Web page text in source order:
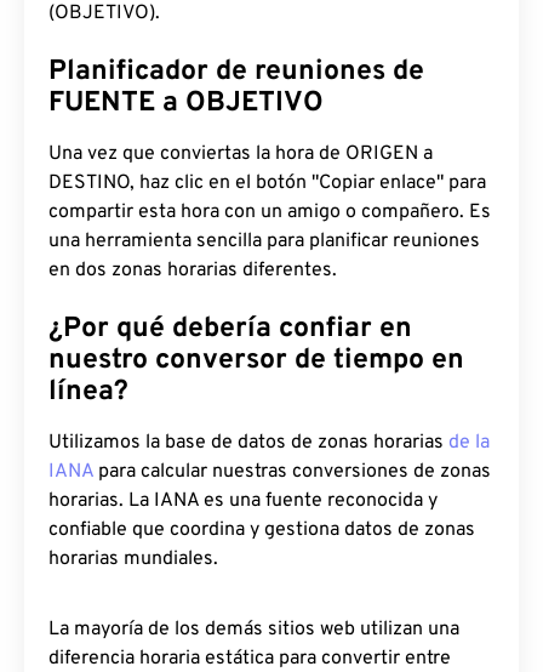
(OBJETIVO).
Planificador de reuniones de
FUENTE a OBJETIVO
Una vez que conviertas la hora de ORIGEN a
DESTINO, haz clic en el botón "Copiar enlace" para
compartir esta hora con un amigo o compañero. Es
una herramienta sencilla para planificar reuniones
en dos zonas horarias diferentes.
¿Por qué debería confiar en
nuestro conversor de tiempo en
línea?
Utilizamos la base de datos de zonas horarias de la
IANA para calcular nuestras conversiones de zonas
horarias. La IANA es una fuente reconocida y
confiable que coordina y gestiona datos de zonas
horarias mundiales.
La mayoría de los demás sitios web utilizan una
diferencia horaria estática para convertir entre